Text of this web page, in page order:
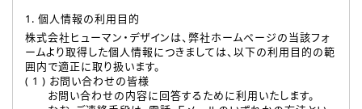
1. 個人情報の利用目的
株式会社ヒューマン・デザインは、弊社ホームページの当該フォ
ームより取得した個人情報につきましては、以下の利用目的の範
囲内で適正に取り扱います。
( 1 ) お問い合わせの皆様
お問い合わせの内容に回答するために利用いたします。